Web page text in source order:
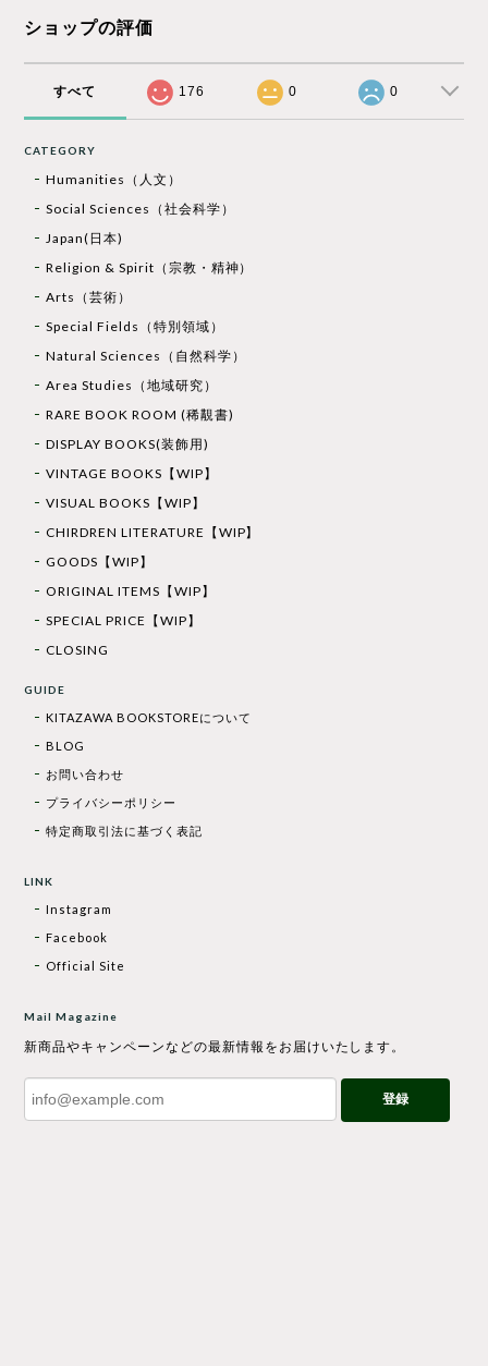
ショップの評価
すべて 176 0 0
CATEGORY
Humanities（人文）
Social Sciences（社会科学）
Japan(日本)
Religion & Spirit（宗教・精神）
Arts（芸術）
Special Fields（特別領域）
Natural Sciences（自然科学）
Area Studies（地域研究）
RARE BOOK ROOM (稀覯書)
DISPLAY BOOKS(装飾用)
VINTAGE BOOKS【WIP】
VISUAL BOOKS【WIP】
CHIRDREN LITERATURE【WIP】
GOODS【WIP】
ORIGINAL ITEMS【WIP】
SPECIAL PRICE【WIP】
CLOSING
GUIDE
KITAZAWA BOOKSTOREについて
BLOG
お問い合わせ
プライバシーポリシー
特定商取引法に基づく表記
LINK
Instagram
Facebook
Official Site
Mail Magazine
新商品やキャンペーンなどの最新情報をお届けいたします。
登録